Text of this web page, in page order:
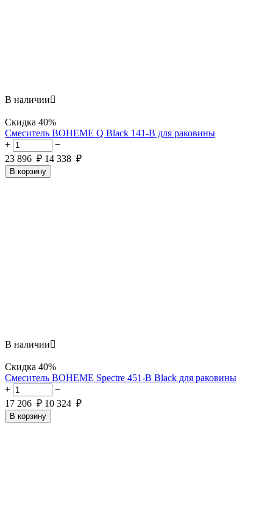
В наличии
Скидка 40%
Смеситель BOHEME Q Black 141-B для раковины
+
−
23 896 ₽ 14 338 ₽
В корзину
В наличии
Скидка 40%
Смеситель BOHEME Spectre 451-B Black для раковины
+
−
17 206 ₽ 10 324 ₽
В корзину